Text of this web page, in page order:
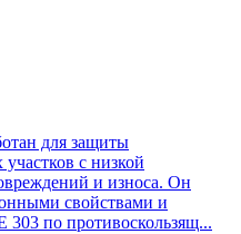
для защиты
с низкой
и износа. Он
свойствами и
303 по противоскользящ...